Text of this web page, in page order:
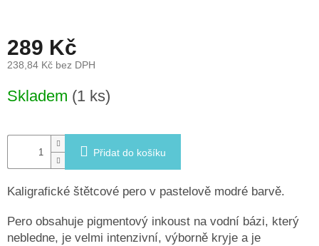
Přihlášení
289 Kč
238,84 Kč bez DPH
cena:
Skladem (1 ks)
Přidat do košíku
Kaligrafické štětcové pero v pastelově modré barvě.
Pero obsahuje pigmentový inkoust na vodní bázi, který
nebledne, je velmi intenzivní, výborně kryje a je